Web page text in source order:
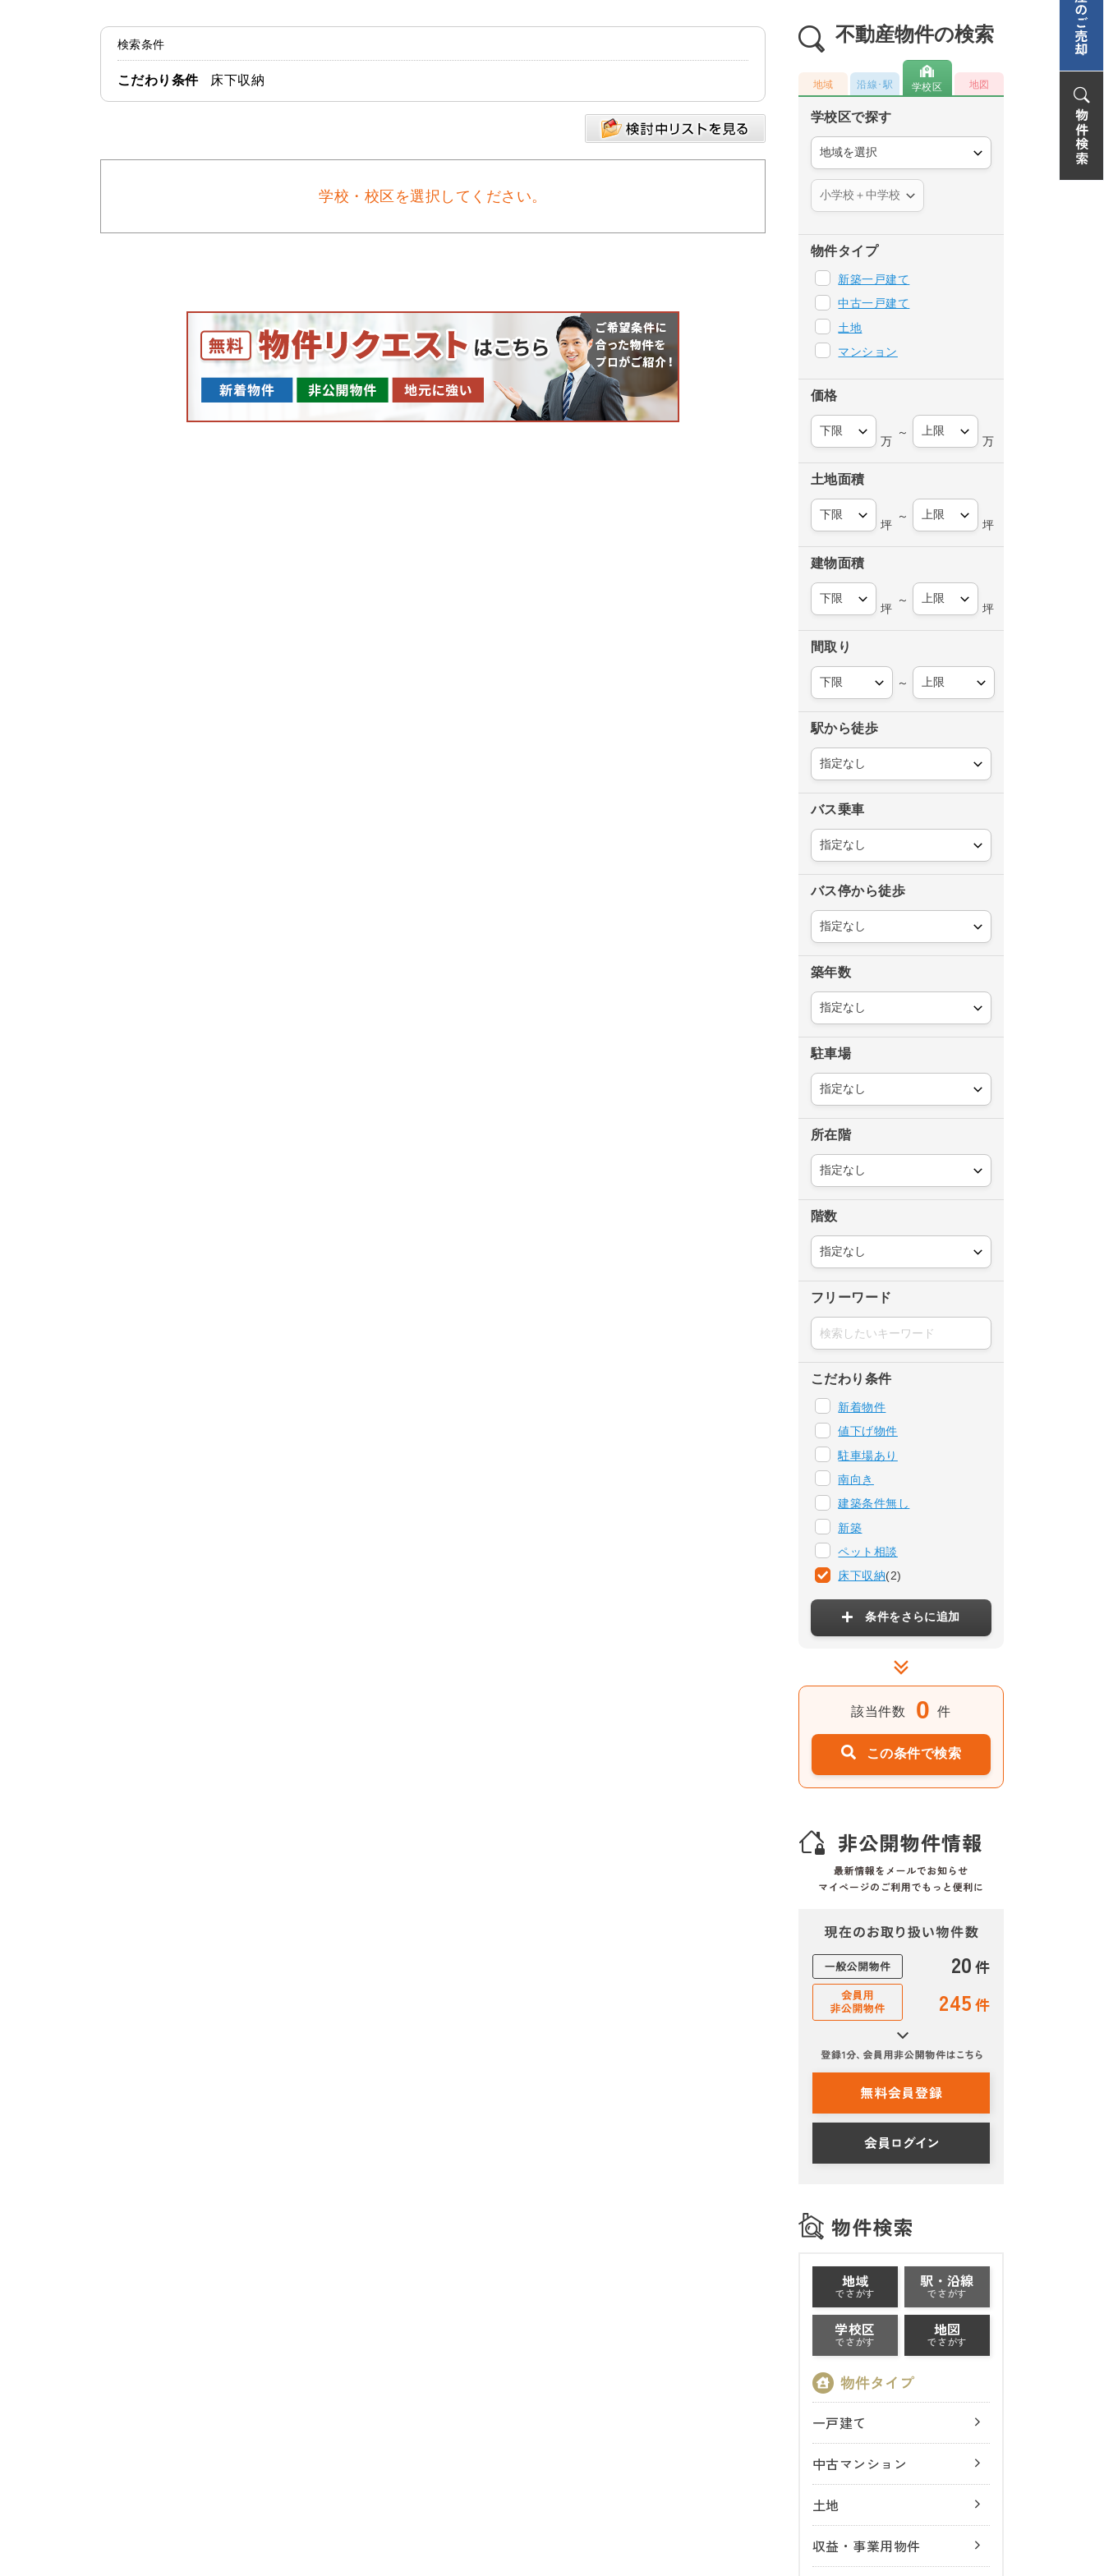
検索条件
こだわり条件 床下収納
学校・校区を選択してください。
不動産物件の検索
地域 沿線･駅 学校区 地図
学校区で探す
物件タイプ
新築一戸建て
中古一戸建て
土地
マンション
価格
万
～
万
土地面積
坪
～
坪
建物面積
坪
～
坪
間取り
～
駅から徒歩
バス乗車
バス停から徒歩
築年数
駐車場
所在階
階数
フリーワード
こだわり条件
新着物件
値下げ物件
駐車場あり
南向き
建築条件無し
新築
ペット相談
床下収納(2)
条件をさらに追加
該当件数 0 件
この条件で検索
20件
245件
地域
でさがす
駅・沿線
でさがす
学校区
でさがす
地図
でさがす
一戸建て
中古マンション
土地
収益・事業用物件